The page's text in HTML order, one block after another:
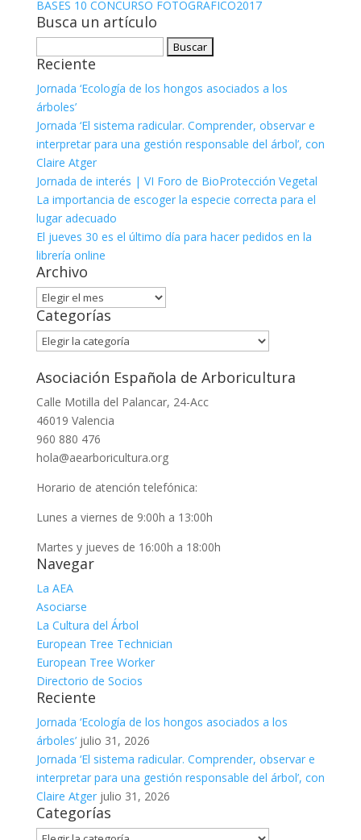
BASES 10 CONCURSO FOTOGRAFICO2017
Busca un artículo
Reciente
Jornada ‘Ecología de los hongos asociados a los
árboles’
Jornada ‘El sistema radicular. Comprender, observar e
interpretar para una gestión responsable del árbol’, con
Claire Atger
Jornada de interés | VI Foro de BioProtección Vegetal
La importancia de escoger la especie correcta para el
lugar adecuado
El jueves 30 es el último día para hacer pedidos en la
librería online
Archivo
Archivo
Categorías
Categorías
Asociación Española de Arboricultura
Calle Motilla del Palancar, 24-Acc
46019 Valencia
960 880 476
hola@aearboricultura.org
Horario de atención telefónica:
Lunes a viernes de 9:00h a 13:00h
Martes y jueves de 16:00h a 18:00h
Navegar
La AEA
Asociarse
La Cultura del Árbol
European Tree Technician
European Tree Worker
Directorio de Socios
Reciente
Jornada ‘Ecología de los hongos asociados a los
árboles’ julio 31, 2026
Jornada ‘El sistema radicular. Comprender, observar e
interpretar para una gestión responsable del árbol’, con
Claire Atger julio 31, 2026
Categorías
Categorías